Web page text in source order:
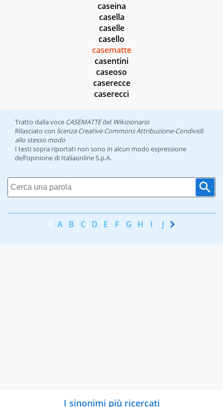
caseina
casella
caselle
casello
casematte
casentini
caseoso
caserecce
caserecci
Tratto dalla voce CASEMATTEdel Wikizionario
Rilasciato con licenza Creative Commons Attribuzione-Condividi
allo stesso modo
I testi sopra riportati non sono in alcun modo espressione
dell’opinione di Italiaonline S.p.A.
A B C D E F G H I J K
I sinonimi più ricercati